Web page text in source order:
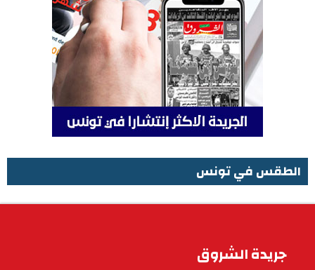
الطقس في تونس
جريدة الشروق